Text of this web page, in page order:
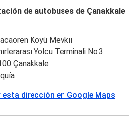
de autobuses de Çanakkale
Köyü Mevkıı
Yolcu Terminali No:3
Çanakkale
esta dirección en Google Maps